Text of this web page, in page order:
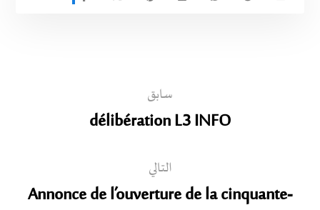
سابق
délibération L3 INFO
التالي
Annonce de l’ouverture de la cinquante-